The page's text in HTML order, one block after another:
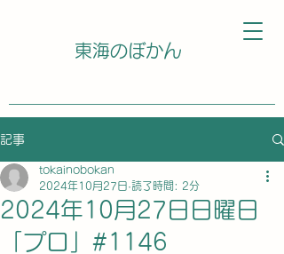
東海のぼかん
記事
2024年10月27日日曜日
「プロ」#1146
tokainobokan
2024年10月27日 読了時間: 2分